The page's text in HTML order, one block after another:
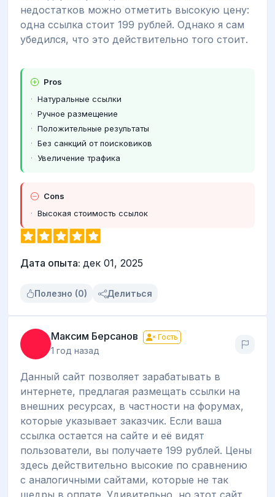
недостатков можно отметить высокую цену:
одна ссылка стоит 199 рублей. Однако я сам
убедился, что это действительно того стоит.
Pros
Натуральные ссылки
Ручное размещение
Положительные результаты
Без санкций от поисковиков
Увеличение трафика
Cons
Высокая стоимость ссылок
Дата опыта: дек 01, 2025
Полезно (0) Делиться
Максим Берсанов Гость
1 год назад
Данный сайт позволяет зарабатывать в
интернете, предлагая размещать ссылки на
внешних ресурсах, в частности на форумах,
которые указывает заказчик. Если ваша
ссылка остается на сайте и её видят
пользователи, вы получаете 199 рублей. Цены
здесь действительно высокие по сравнению
с аналогичными сайтами, которые не так